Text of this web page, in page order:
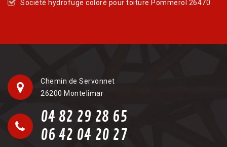
Société hydrofuge coloré pour toiture Pommerol 26470
Chemin de Servonnet
26200 Montelimar
04 82 29 28 65
06 42 04 20 27